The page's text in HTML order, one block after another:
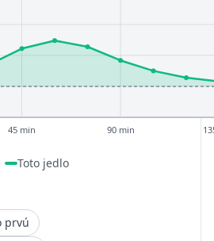
45 min 90 min
Toto jedlo
prvú